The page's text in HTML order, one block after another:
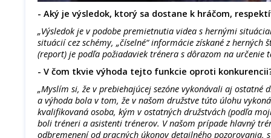
- Aký je výsledok, ktorý sa dostane k hráčom,
„Výsledok je v podobe premietnutia videa s hernými
situácií cez schémy, „číselné“ informácie získané z herných
(report) je podľa požiadaviek trénera s dôrazom na určenie
- V čom tkvie výhoda tejto funkcie oproti
„Myslím si, že v prebiehajúcej sezóne vykonávali aj ostatné
a výhoda bola v tom, že v našom družstve túto úlohu
kvalifikovaná osoba, kým v ostatných družstvách (podľa
boli tréneri a asistenti trénerov. V našom prípade hlavný
odbremenení od pracných úkonov detailného pozorovania,